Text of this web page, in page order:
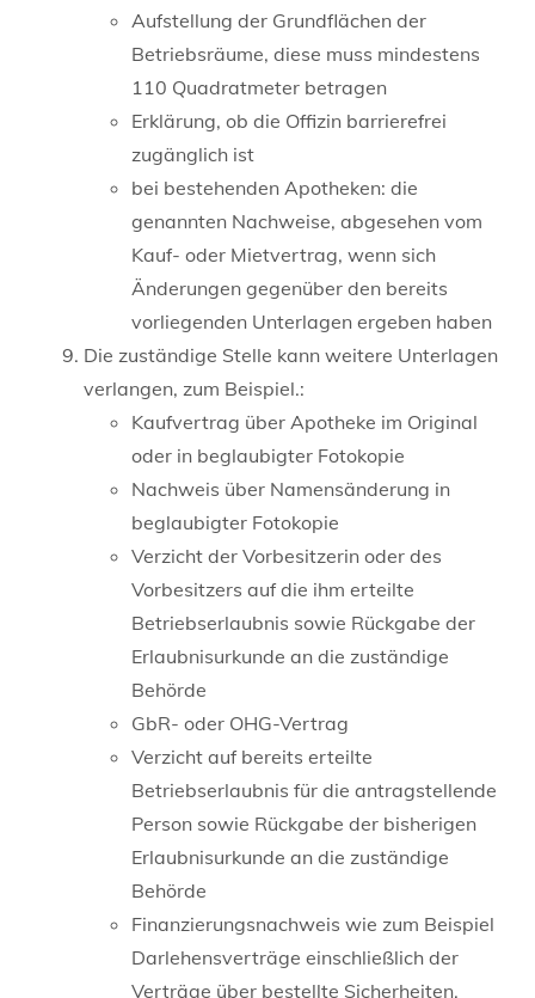
Aufstellung der Grundflächen der
Betriebsräume, diese muss mindestens
110 Quadratmeter betragen
Erklärung, ob die Offizin barrierefrei
zugänglich ist
bei bestehenden Apotheken: die
genannten Nachweise, abgesehen vom
Kauf- oder Mietvertrag, wenn sich
Änderungen gegenüber den bereits
vorliegenden Unterlagen ergeben haben
Die zuständige Stelle kann weitere Unterlagen
verlangen, zum Beispiel.:
Kaufvertrag über Apotheke im Original
oder in beglaubigter Fotokopie
Nachweis über Namensänderung in
beglaubigter Fotokopie
Verzicht der Vorbesitzerin oder des
Vorbesitzers auf die ihm erteilte
Betriebserlaubnis sowie Rückgabe der
Erlaubnisurkunde an die zuständige
Behörde
GbR- oder OHG-Vertrag
Verzicht auf bereits erteilte
Betriebserlaubnis für die antragstellende
Person sowie Rückgabe der bisherigen
Erlaubnisurkunde an die zuständige
Behörde
Finanzierungsnachweis wie zum Beispiel
Darlehensverträge einschließlich der
Verträge über bestellte Sicherheiten,